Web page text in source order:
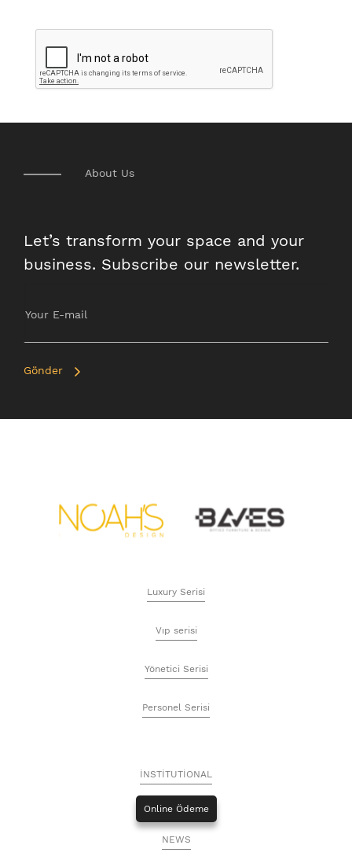
About Us
Let’s transform your space and your
business. Subscribe our newsletter.
Gönder
Luxury Serisi
Vıp serisi
Yönetici Serisi
Personel Serisi
İNSTİTUTİONAL
Online Ödeme
NEWS